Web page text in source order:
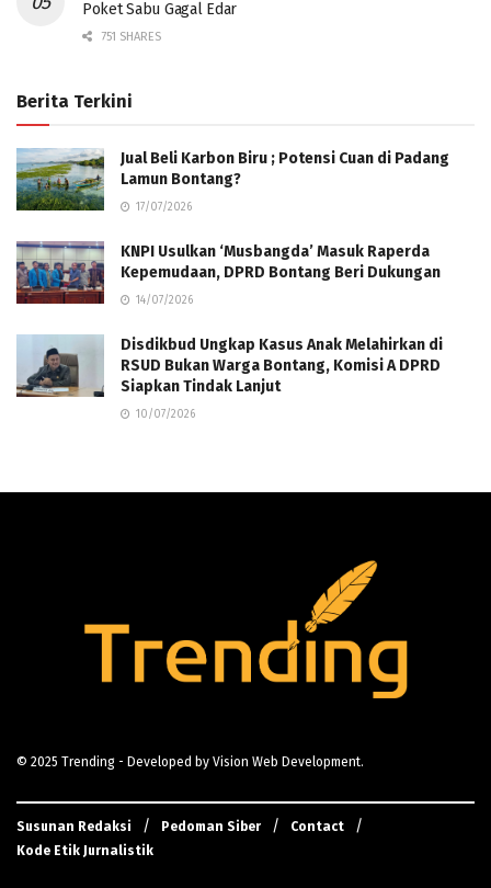
Poket Sabu Gagal Edar
751 SHARES
Berita Terkini
Jual Beli Karbon Biru ; Potensi Cuan di Padang
Lamun Bontang?
17/07/2026
KNPI Usulkan ‘Musbangda’ Masuk Raperda
Kepemudaan, DPRD Bontang Beri Dukungan
14/07/2026
Disdikbud Ungkap Kasus Anak Melahirkan di
RSUD Bukan Warga Bontang, Komisi A DPRD
Siapkan Tindak Lanjut
10/07/2026
© 2025 Trending - Developed by Vision Web Development.
Susunan Redaksi Pedoman Siber
Contact
Kode Etik Jurnalistik